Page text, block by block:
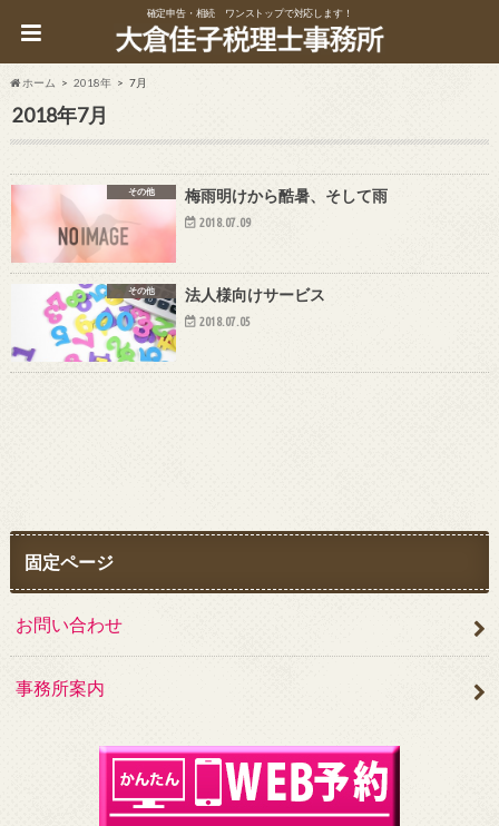
確定申告・相続 ワンストップで対応します！
ホーム 2018年 7月
2018年7月
その他 梅雨明けから酷暑、そして雨
2018.07.09
その他 法人様向けサービス
2018.07.05
固定ページ
お問い合わせ
事務所案内